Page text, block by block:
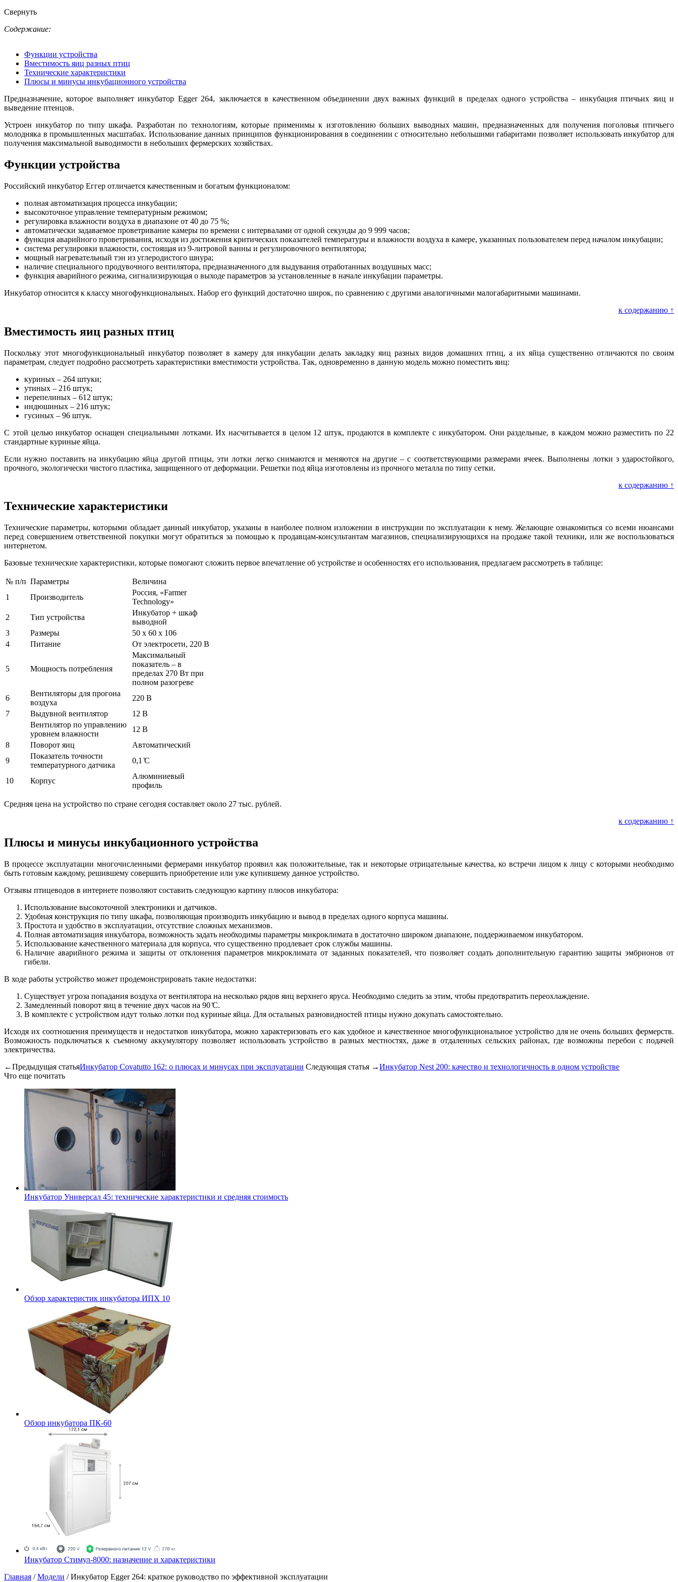
Свернуть
Содержание:
Функции устройства
Вместимость яиц разных птиц
Технические характеристики
Плюсы и минусы инкубационного устройства
Предназначение, которое выполняет инкубатор Egger 264, заключается в качественном объединении двух важных функций в пределах одного устройства – инкубация птичьих яиц и
выведение птенцов.
Устроен инкубатор по типу шкафа. Разработан по технологиям, которые применимы к изготовлению больших выводных машин, предназначенных для получения поголовья птичьего
молодняка в промышленных масштабах. Использование данных принципов функционирования в соединении с относительно небольшими габаритами позволяет использовать инкубатор для
получения максимальной выводимости в небольших фермерских хозяйствах.
Функции устройства
Российский инкубатор Еггер отличается качественным и богатым функционалом:
полная автоматизация процесса инкубации;
высокоточное управление температурным режимом;
регулировка влажности воздуха в диапазоне от 40 до 75 %;
автоматически задаваемое проветривание камеры по времени с интервалами от одной секунды до 9 999 часов;
функция аварийного проветривания, исходя из достижения критических показателей температуры и влажности воздуха в камере, указанных пользователем перед началом инкубации;
система регулировки влажности, состоящая из 9-литровой ванны и регулировочного вентилятора;
мощный нагревательный тэн из углеродистого шнура;
наличие специального продувочного вентилятора, предназначенного для выдувания отработанных воздушных масс;
функция аварийного режима, сигнализирующая о выходе параметров за установленные в начале инкубации параметры.
Инкубатор относится к классу многофункциональных. Набор его функций достаточно широк, по сравнению с другими аналогичными малогабаритными машинами.
к содержанию ↑
Вместимость яиц разных птиц
Поскольку этот многофункциональный инкубатор позволяет в камеру для инкубации делать закладку яиц разных видов домашних птиц, а их яйца существенно отличаются по своим
параметрам, следует подробно рассмотреть характеристики вместимости устройства. Так, одновременно в данную модель можно поместить яиц:
куриных – 264 штуки;
утиных – 216 штук;
перепелиных – 612 штук;
индюшиных – 216 штук;
гусиных – 96 штук.
С этой целью инкубатор оснащен специальными лотками. Их насчитывается в целом 12 штук, продаются в комплекте с инкубатором. Они раздельные, в каждом можно разместить по 22
стандартные куриные яйца.
Если нужно поставить на инкубацию яйца другой птицы, эти лотки легко снимаются и меняются на другие – с соответствующими размерами ячеек. Выполнены лотки з ударостойкого,
прочного, экологически чистого пластика, защищенного от деформации. Решетки под яйца изготовлены из прочного металла по типу сетки.
к содержанию ↑
Технические характеристики
Технические параметры, которыми обладает данный инкубатор, указаны в наиболее полном изложении в инструкции по эксплуатации к нему. Желающие ознакомиться со всеми нюансами
перед совершением ответственной покупки могут обратиться за помощью к продавцам-консультантам магазинов, специализирующихся на продаже такой техники, или же воспользоваться
интернетом.
Базовые технические характеристики, которые помогают сложить первое впечатление об устройстве и особенностях его использования, предлагаем рассмотреть в таблице:
№ п/п Параметры
Величина
1
Производитель
Россия, «Farmer
Technology»
2
Тип устройства
Инкубатор + шкаф
выводной
3
Размеры
50 х 60 х 106
4
Питание От электросети, 220 В
5 Мощность потребления
Максимальный
показатель – в
пределах 270 Вт при
полном разогреве
6
Вентиляторы для прогона
воздуха
220 В
7
Выдувной вентилятор
12 В
Вентилятор по управлению
уровнем влажности
12 В
8
Поворот яиц
Автоматический
9
Показатель точности
температурного датчика
0,1 ̊С
10 Корпус
Алюминиевый
профиль
Средняя цена на устройство по стране сегодня составляет около 27 тыс. рублей.
к содержанию ↑
Плюсы и минусы инкубационного устройства
В процессе эксплуатации многочисленными фермерами инкубатор проявил как положительные, так и некоторые отрицательные качества, ко встречи лицом к лицу с которыми необходимо
быть готовым каждому, решившему совершить приобретение или уже купившему данное устройство.
Отзывы птицеводов в интернете позволяют составить следующую картину плюсов инкубатора:
Использование высокоточной электроники и датчиков.
Удобная конструкция по типу шкафа, позволяющая производить инкубацию и вывод в пределах одного корпуса машины.
Простота и удобство в эксплуатации, отсутствие сложных механизмов.
Полная автоматизация инкубатора, возможность задать необходимы параметры микроклимата в достаточно широком диапазоне, поддерживаемом инкубатором.
Использование качественного материала для корпуса, что существенно продлевает срок службы машины.
Наличие аварийного режима и защиты от отклонения параметров микроклимата от заданных показателей, что позволяет создать дополнительную гарантию защиты эмбрионов от
гибели.
В ходе работы устройство может продемонстрировать такие недостатки:
Существует угроза попадания воздуха от вентилятора на несколько рядов яиц верхнего яруса. Необходимо следить за этим, чтобы предотвратить переохлаждение.
Замедленный поворот яиц в течение двух часов на 90 ̊С.
В комплекте с устройством идут только лотки под куриные яйца. Для остальных разновидностей птицы нужно докупать самостоятельно.
Исходя их соотношения преимуществ и недостатков инкубатора, можно характеризовать его как удобное и качественное многофункциональное устройство для не очень больших фермерств.
Возможность подключаться к съемному аккумулятору позволяет использовать устройство в разных местностях, даже в отдаленных сельских районах, где возможны перебои с подачей
электричества.
←Предыдущая статьяИнкубатор Сovatutto 162: о плюсах и минусах при эксплуатации Следующая статья →Инкубатор Nest 200: качество и технологичность в одном устройстве
Что еще почитать
Инкубатор Универсал 45: технические характеристики и средняя стоимость
Обзор характеристик инкубатора ИПХ 10
Обзор инкубатора ПК-60
Инкубатор Стимул-8000: назначение и характеристики
Главная /Модели /Инкубатор Egger 264: краткое руководство по эффективной эксплуатации